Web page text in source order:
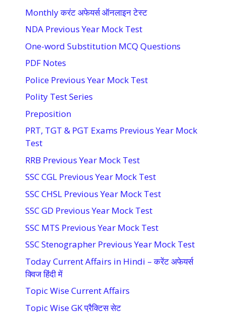
Monthly करंट अफेयर्स ऑनलाइन टेस्ट
NDA Previous Year Mock Test
One-word Substitution MCQ Questions
PDF Notes
Police Previous Year Mock Test
Polity Test Series
Preposition
PRT, TGT & PGT Exams Previous Year Mock
Test
RRB Previous Year Mock Test
SSC CGL Previous Year Mock Test
SSC CHSL Previous Year Mock Test
SSC GD Previous Year Mock Test
SSC MTS Previous Year Mock Test
SSC Stenographer Previous Year Mock Test
Today Current Affairs in Hindi – करेंट अफेयर्स
क्विज हिंदी में
Topic Wise Current Affairs
Topic Wise GK प्रैक्टिस सेट